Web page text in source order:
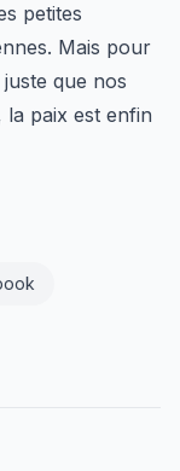
petites
Mais pour
que nos
la paix est enfin